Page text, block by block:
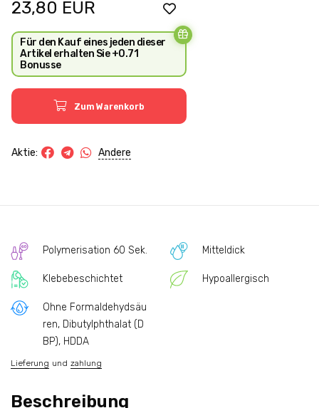
23,80 EUR
Für den Kauf eines jeden dieser
Artikel erhalten Sie +0.71
Bonusse
Zum Warenkorb
Aktie: Andere
Polymerisation 60 Sek. Mitteldick
Klebebeschichtet Hypoallergisch
Ohne Formaldehydsäu
ren, Dibutylphthalat (D
BP), HDDA
Lieferung und zahlung
Beschreibung